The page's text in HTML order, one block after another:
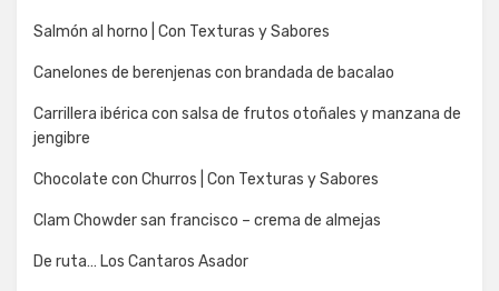
Salmón al horno | Con Texturas y Sabores
Canelones de berenjenas con brandada de bacalao
Carrillera ibérica con salsa de frutos otoñales y manzana de
jengibre
Chocolate con Churros | Con Texturas y Sabores
Clam Chowder san francisco – crema de almejas
De ruta… Los Cantaros Asador